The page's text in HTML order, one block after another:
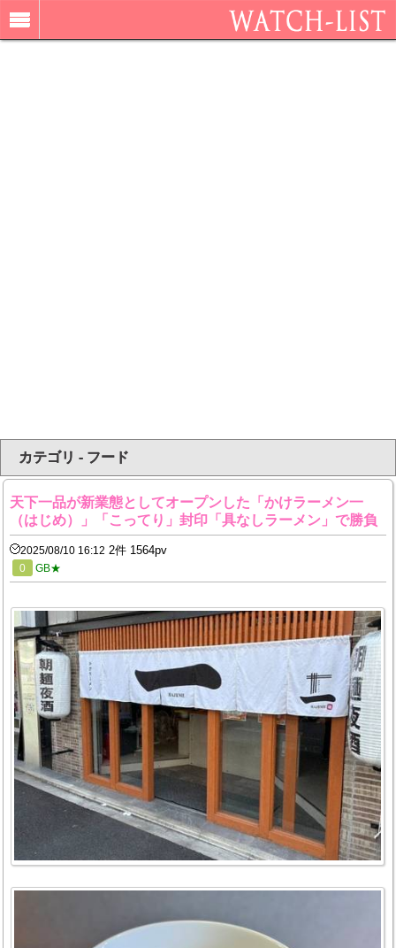
カテゴリ - フード
天下一品が新業態としてオープンした「かけラーメン一
（はじめ）」「こってり」封印「具なしラーメン」で勝負
2025/08/10 16:12 2件 1564pv
0 GB★